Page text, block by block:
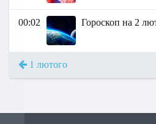
00:02 Гороскоп на 2
1 лютого